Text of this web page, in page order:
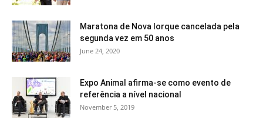
Maratona de Nova Iorque cancelada pela
segunda vez em 50 anos
June 24, 2020
Expo Animal afirma-se como evento de
referência a nível nacional
November 5, 2019